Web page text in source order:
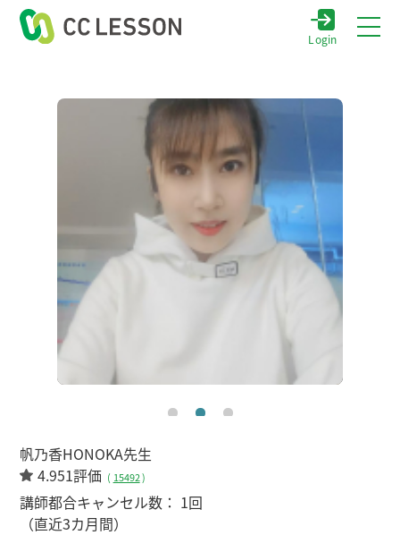
Login
帆乃香HONOKA先生
4.951評価 ( 15492)
講師都合キャンセル数： 1回
（直近3カ月間）